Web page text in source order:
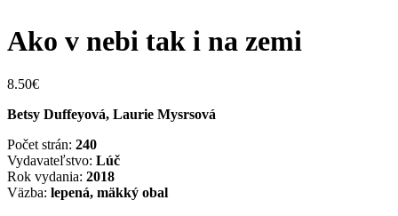
Ako v nebi tak i na zemi
8.50€
Betsy Duffeyová, Laurie Mysrsová
Počet strán: 240
Vydavateľstvo: Lúč
Rok vydania: 2018
Väzba: lepená, mäkký obal